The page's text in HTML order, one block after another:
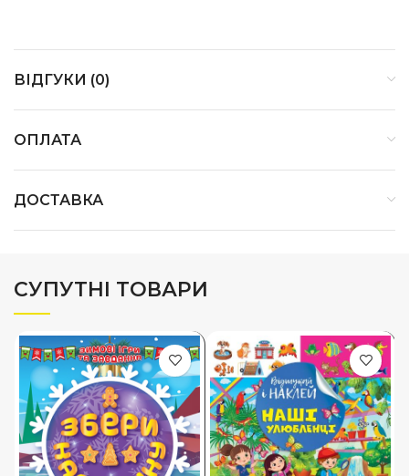
ВІДГУКИ (0)
ОПЛАТА
ДОСТАВКА
СУПУТНІ ТОВАРИ